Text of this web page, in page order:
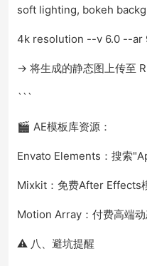
soft lighting, bokeh
4k resolution --v 6.0 --ar
→ 将生成的静态图上传至
```
🎬 AE模板库资源：
Envato Elements：搜索
Mixkit：免费After Effects
Motion Array：付费高端
⚠️ 八、避坑提醒